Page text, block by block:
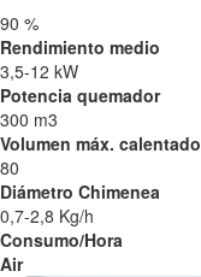
90 %
Rendimiento medio
3,5-12 kW
Potencia quemador
300 m3
Volumen máx. calentado
80
Diámetro Chimenea
0,7-2,8 Kg/h
Consumo/Hora
Air